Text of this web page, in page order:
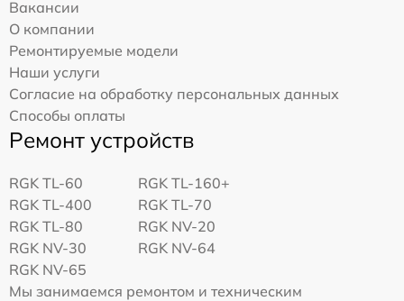
Вакансии
О компании
Ремонтируемые модели
Наши услуги
Согласие на обработку персональных данных
Способы оплаты
Ремонт устройств
RGK TL-60
RGK TL-160+
RGK TL-400
RGK TL-70
RGK TL-80
RGK NV-20
RGK NV-30
RGK NV-64
RGK NV-65
Мы занимаемся ремонтом и техническим